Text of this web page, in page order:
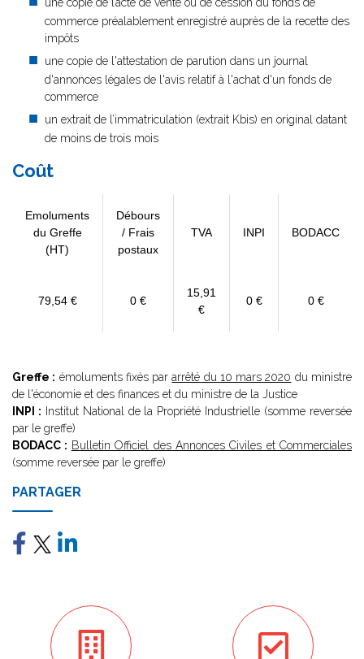
commerce préalablement enregistré auprès de la recette des
impôts
une copie de l'attestation de parution dans un journal
d'annonces légales de l'avis relatif à l'achat d'un fonds de
commerce
un extrait de l’immatriculation (extrait Kbis) en original datant
de moins de trois mois
Coût
Emoluments
du Greffe
(HT)
Débours
/ Frais
postaux
TVA INPI BODACC
79,54 € 0 €
15,91
€
0 € 0 €
Greffe : émoluments fixés pararrêté du 10 mars 2020 du ministre
de l'économie et des finances et du ministre de la Justice
INPI : Institut National de la Propriété Industrielle (somme reversée
par le greffe)
BODACC : Bulletin Officiel des Annonces Civiles et Commerciales
(somme reversée par le greffe)
PARTAGER